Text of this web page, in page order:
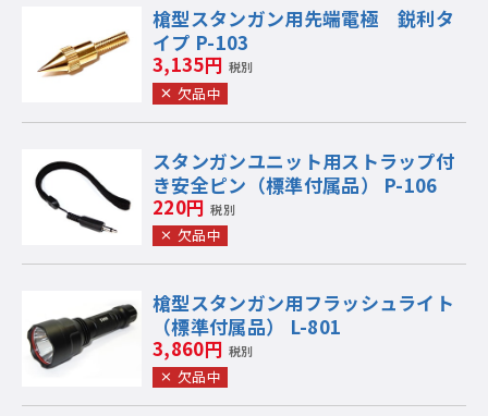
槍型スタンガン用先端電極 鋭利タ
イプ P-103
3,135円 税別
欠品中
スタンガンユニット用ストラップ付
き安全ピン（標準付属品） P-106
220円 税別
欠品中
槍型スタンガン用フラッシュライト
（標準付属品） L-801
3,860円 税別
欠品中